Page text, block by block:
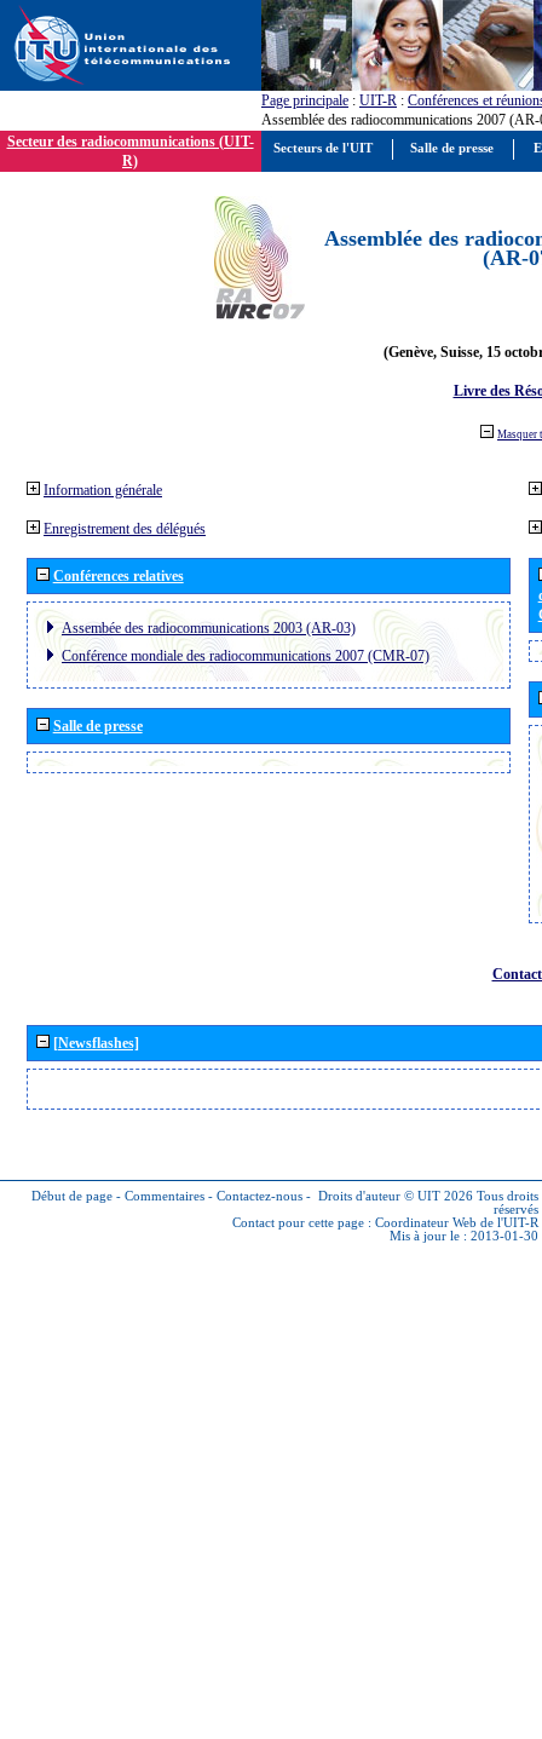
Page principale : UIT-R : Conférences et
Assemblée des radiocommunications 2007
Secteur des radiocommunications (UIT-
R)
Assemblée des
(AR-
(Genève, Suisse, 15
Livre des
Masquer
Information générale
Enregistrement des délégués
Conférences relatives
Assembée des radiocommunications 2003 (AR-03)
Conférence mondiale des radiocommunications 2007 (CMR-07)
Salle de presse
[Newsflashes]
Début de page - Commentaires - Contactez-nous - Droits d'auteur © UIT 2026 Tous droits
réservés
Contact pour cette page : Coordinateur Web de l'UIT-R
Mis à jour le : 2013-01-30
Secteurs de l'UIT Salle de presse